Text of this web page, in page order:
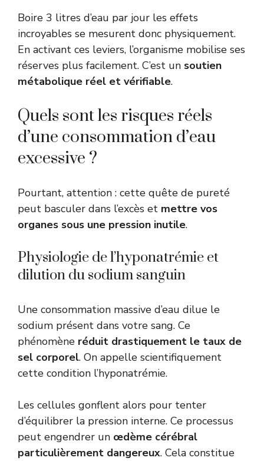
Boire 3 litres d’eau par jour les effets
incroyables se mesurent donc physiquement.
En activant ces leviers, l’organisme mobilise ses
réserves plus facilement. C’est un soutien
métabolique réel et vérifiable.
Quels sont les risques réels
d’une consommation d’eau
excessive ?
Pourtant, attention : cette quête de pureté
peut basculer dans l’excès et mettre vos
organes sous une pression inutile.
Physiologie de l’hyponatrémie et
dilution du sodium sanguin
Une consommation massive d’eau dilue le
sodium présent dans votre sang. Ce
phénomène réduit drastiquement le taux de
sel corporel. On appelle scientifiquement
cette condition l’hyponatrémie.
Les cellules gonflent alors pour tenter
d’équilibrer la pression interne. Ce processus
peut engendrer un œdème cérébral
particulièrement dangereux. Cela constitue